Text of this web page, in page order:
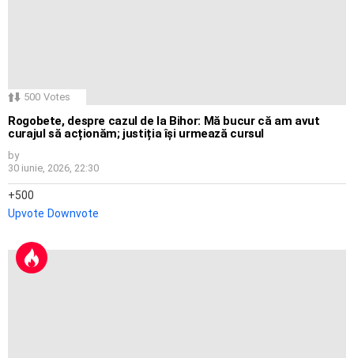
500 Votes
Rogobete, despre cazul de la Bihor: Mă bucur că am avut
curajul să acționăm; justiția își urmează cursul
by
30 iunie, 2026, 22:30
500
Upvote Downvote